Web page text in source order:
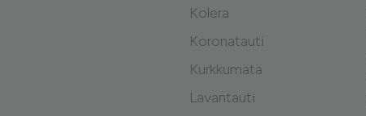
Kolera
Koronatauti
Kurkkumätä
Lavantauti